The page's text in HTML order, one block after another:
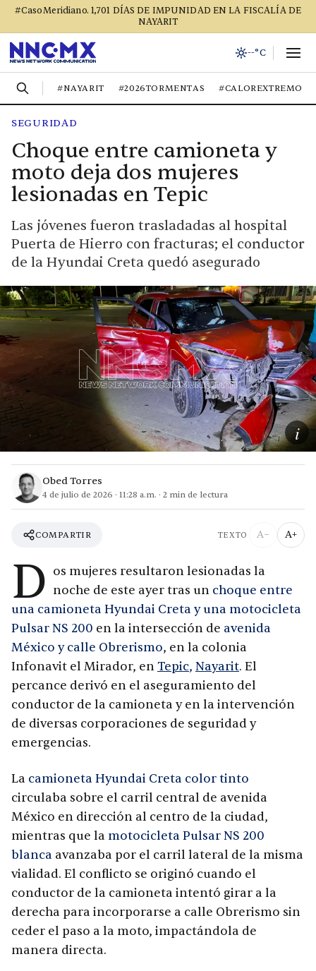
#CasoMeridiano. 1,701 DÍAS DE IMPUNIDAD EN LA FISCALÍA DE
NAYARIT
--°C
#NAYARIT #2026TORMENTAS #CALOREXTREMO
SEGURIDAD
Choque entre camioneta y
moto deja dos mujeres
lesionadas en Tepic
Las jóvenes fueron trasladadas al hospital
Puerta de Hierro con fracturas; el conductor
de la Hyundai Creta quedó asegurado
i
Obed Torres
4 de julio de 2026 · 11:28 a.m. · 2 min de lectura
COMPARTIR TEXTO A− A+
D os mujeres resultaron lesionadas la
noche de este ayer tras un choque entre
una camioneta Hyundai Creta y una motocicleta
Pulsar NS 200 en la intersección de avenida
México y calle Obrerismo, en la colonia
Infonavit el Mirador, enTepic, Nayarit. El
percance derivó en el aseguramiento del
conductor de la camioneta y en la intervención
de diversas corporaciones de seguridad y
emergencias.
La camioneta Hyundai Creta color tinto
circulaba sobre el carril central de avenida
México en dirección al centro de la ciudad,
mientras que la motocicleta Pulsar NS 200
blanca avanzaba por el carril lateral de la misma
vialidad. El conflicto se originó cuando el
conductor de la camioneta intentó girar a la
derecha para incorporarse a calle Obrerismo sin
ceder el paso a la moto, impactándola de
manera directa.